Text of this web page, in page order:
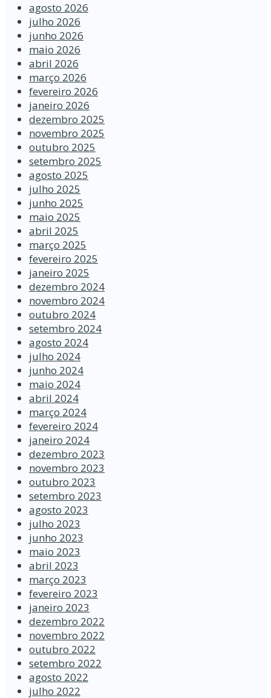
agosto 2026
julho 2026
junho 2026
maio 2026
abril 2026
março 2026
fevereiro 2026
janeiro 2026
dezembro 2025
novembro 2025
outubro 2025
setembro 2025
agosto 2025
julho 2025
junho 2025
maio 2025
abril 2025
março 2025
fevereiro 2025
janeiro 2025
dezembro 2024
novembro 2024
outubro 2024
setembro 2024
agosto 2024
julho 2024
junho 2024
maio 2024
abril 2024
março 2024
fevereiro 2024
janeiro 2024
dezembro 2023
novembro 2023
outubro 2023
setembro 2023
agosto 2023
julho 2023
junho 2023
maio 2023
abril 2023
março 2023
fevereiro 2023
janeiro 2023
dezembro 2022
novembro 2022
outubro 2022
setembro 2022
agosto 2022
julho 2022